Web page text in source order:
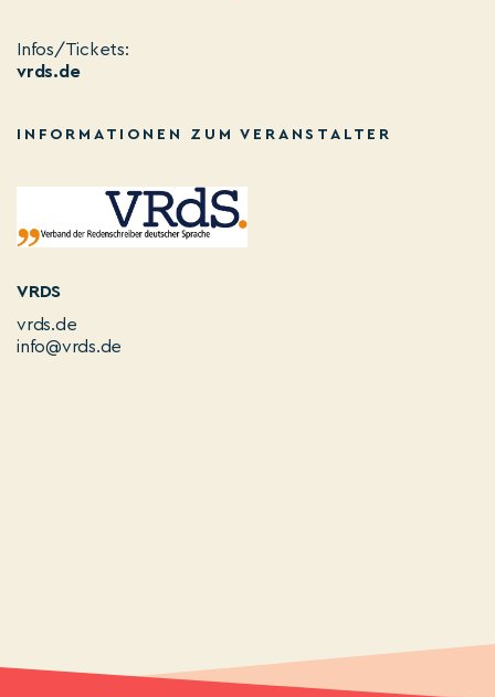
Infos/Tickets:
vrds.de
INFORMATIONEN ZUM VERANSTALTER
VRDS
vrds.de
info@vrds.de